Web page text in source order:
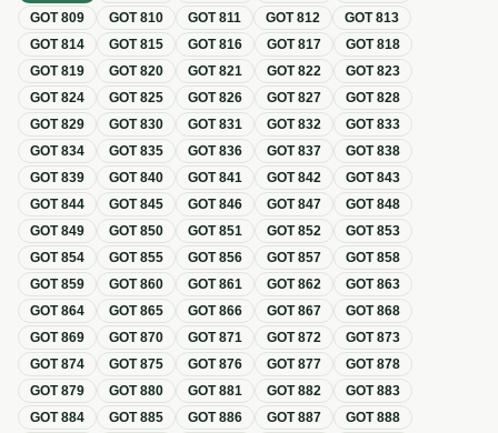
GOT809 GOT810 GOT811 GOT812 GOT813
GOT814 GOT815 GOT816 GOT817 GOT818
GOT819 GOT820 GOT821 GOT822 GOT823
GOT824 GOT825 GOT826 GOT827 GOT828
GOT829 GOT830 GOT831 GOT832 GOT833
GOT834 GOT835 GOT836 GOT837 GOT838
GOT839 GOT840 GOT841 GOT842 GOT843
GOT844 GOT845 GOT846 GOT847 GOT848
GOT849 GOT850 GOT851 GOT852 GOT853
GOT854 GOT855 GOT856 GOT857 GOT858
GOT859 GOT860 GOT861 GOT862 GOT863
GOT864 GOT865 GOT866 GOT867 GOT868
GOT869 GOT870 GOT871 GOT872 GOT873
GOT874 GOT875 GOT876 GOT877 GOT878
GOT879 GOT880 GOT881 GOT882 GOT883
GOT884 GOT885 GOT886 GOT887 GOT888